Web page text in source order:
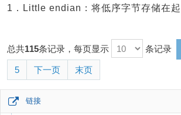
1．Little endian：将低序字节存储在
总共115条记录，每页显示 条记录
5 下一页 末页
链接